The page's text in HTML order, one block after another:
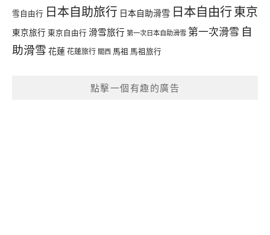
雪自由行 日本自助旅行 日本自助滑雪 日本自由行東京
東京旅行 東京自由行 滑雪旅行 第一次日本自助滑雪 第一次滑雪 自
助滑雪 花蓮花蓮旅行 關西 馬祖 馬祖旅行
點擊一個有趣的廣告